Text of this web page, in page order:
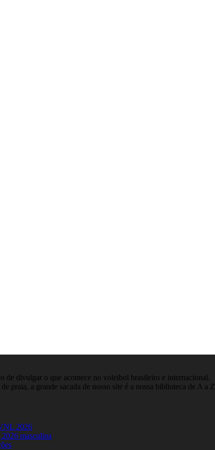
de divulgar o que acontece no voleibol brasileiro e internacional.
praia, a grande sacada de nosso site é a nossa biblioteca de A a Z
2026
masculina